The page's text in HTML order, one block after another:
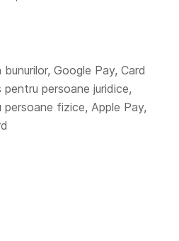
Google Pay, Card
pentru persoane juridice,
persoane fizice, Apple Pay,